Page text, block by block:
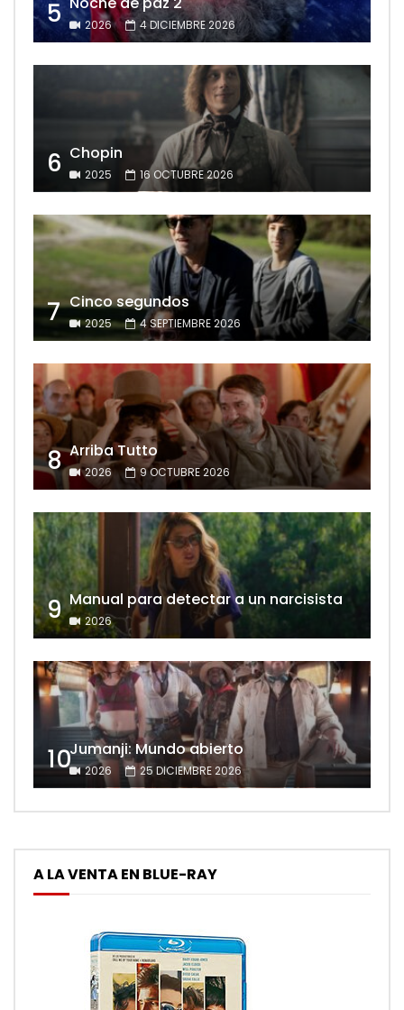
5 2026 4 DICIEMBRE 2026
6 Chopin
2025 16 OCTUBRE 2026
7 Cinco segundos
2025 4 SEPTIEMBRE 2026
8 Arriba Tutto
2026 9 OCTUBRE 2026
9 Manual para detectar a un narcisista
2026
10Jumanji: Mundo abierto
2026 25 DICIEMBRE 2026
A LA VENTA EN BLUE-RAY